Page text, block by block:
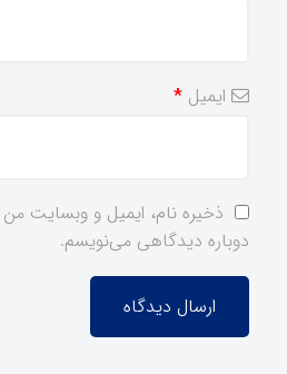
ایمیل *
ذخیره نام، ایمیل و وبسایت من
دوباره دیدگاهی می‌نویسم.